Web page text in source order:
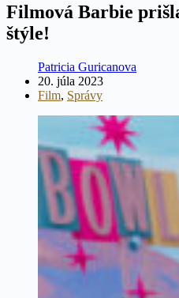
Filmová Barbie
štýle!
Patricia Guricanova
20. júla 2023
Film, Správy